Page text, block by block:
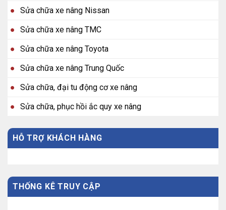
Sửa chữa xe nâng Nissan
Sửa chữa xe nâng TMC
Sửa chữa xe nâng Toyota
Sửa chữa xe nâng Trung Quốc
Sửa chữa, đại tu động cơ xe nâng
Sửa chữa, phục hồi ắc quy xe nâng
HỖ TRỢ KHÁCH HÀNG
THỐNG KÊ TRUY CẬP